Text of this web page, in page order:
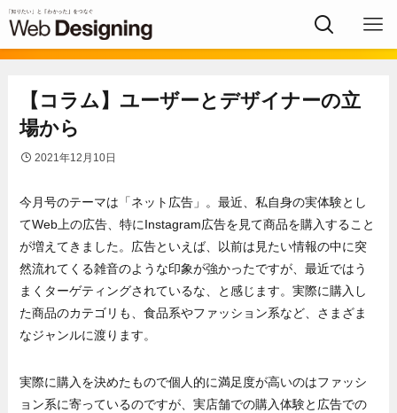
【コラム】ユーザーとデザイナーの立
場から
2021年12月10日
今月号のテーマは「ネット広告」。最近、私自身の実体験とし
てWeb上の広告、特にInstagram広告を見て商品を購入すること
が増えてきました。広告といえば、以前は見たい情報の中に突
然流れてくる雑音のような印象が強かったですが、最近ではう
まくターゲティングされているな、と感じます。実際に購入し
た商品のカテゴリも、食品系やファッション系など、さまざま
なジャンルに渡ります。
実際に購入を決めたもので個人的に満足度が高いのはファッシ
ョン系に寄っているのですが、実店舗での購入体験と広告での